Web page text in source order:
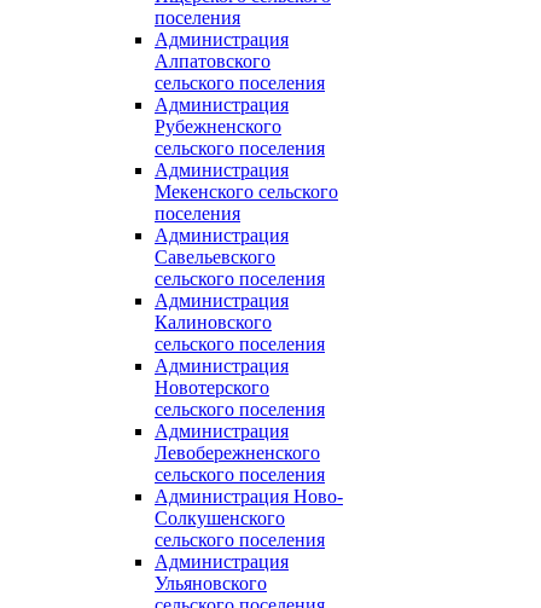
поселения
Администрация
Алпатовского
сельского поселения
Администрация
Рубежненского
сельского поселения
Администрация
Мекенского сельского
поселения
Администрация
Савельевского
сельского поселения
Администрация
Калиновского
сельского поселения
Администрация
Новотерского
сельского поселения
Администрация
Левобережненского
сельского поселения
Администрация Ново-
Солкушенского
сельского поселения
Администрация
Ульяновского